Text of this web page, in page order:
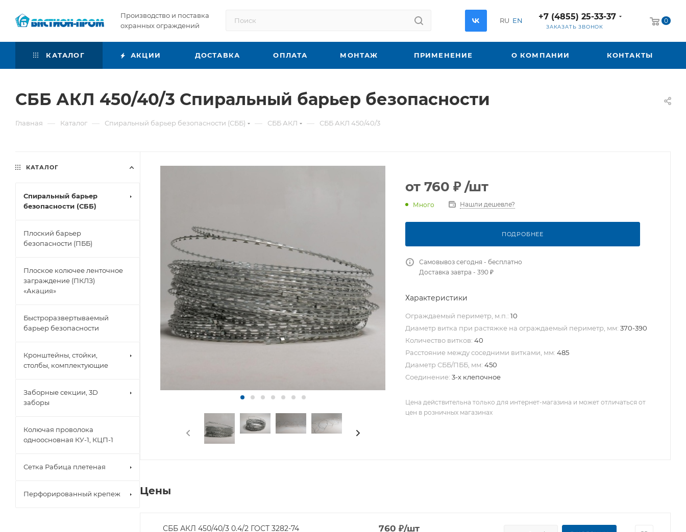
Производство и поставка
охранных ограждений
RU EN +7 (4855) 25-33-37
ЗАКАЗАТЬ ЗВОНОК
0
КАТАЛОГ АКЦИИ ДОСТАВКА ОПЛАТА МОНТАЖ ПРИМЕНЕНИЕ О КОМПАНИИ КОНТАКТЫ
СББ АКЛ 450/40/3 Спиральный барьер безопасности
Главная — Каталог — Спиральный барьер безопасности (СББ) — СББ АКЛ — СББ АКЛ 450/40/3
от 760 ₽ /шт
Много Нашли дешевле?
ПОДРОБНЕЕ
Самовывоз сегодня - бесплатно
Доставка завтра - 390 ₽
Характеристики
Ограждаемый периметр, м.п.: 10
Диаметр витка при растяжке на ограждаемый периметр, мм: 370-390
Количество витков: 40
Расстояние между соседними витками, мм: 485
Диаметр СББ/ПББ, мм: 450
Соединение: 3-х клепочное
Цена действительна только для интернет-магазина и может отличаться от
цен в розничных магазинах
Цены
СББ АКЛ 450/40/3 0.4/2 ГОСТ 3282-74 760 ₽/шт
КАТАЛОГ
Спиральный барьер
безопасности (СББ)
Плоский барьер
безопасности (ПББ)
Плоское колючее ленточное
заграждение (ПКЛЗ)
«Акация»
Быстроразвертываемый
барьер безопасности
Кронштейны, стойки,
столбы, комплектующие
Заборные секции, 3D
заборы
Колючая проволока
одноосновная КУ-1, КЦП-1
Сетка Рабица плетеная
Перфорированный крепеж